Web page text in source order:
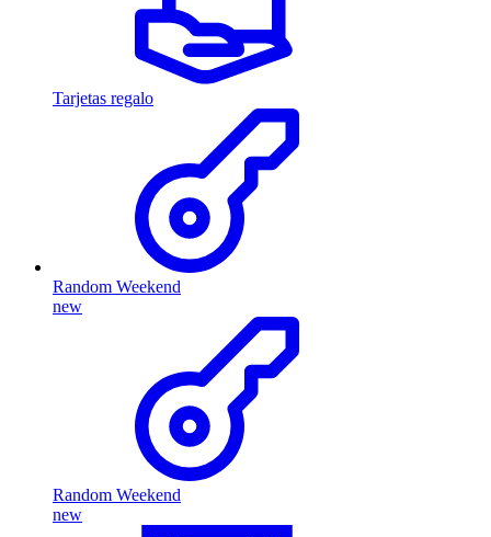
Tarjetas regalo
Random Weekend
new
Random Weekend
new